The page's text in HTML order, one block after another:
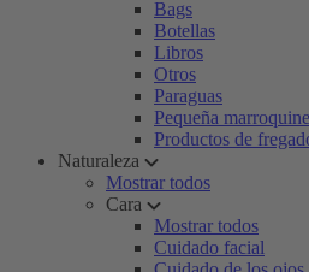
Bags
Botellas
Libros
Otros
Paraguas
Pequeña
Productos de
Naturaleza
Mostrar todos
Cara
Mostrar todos
Cuidado facial